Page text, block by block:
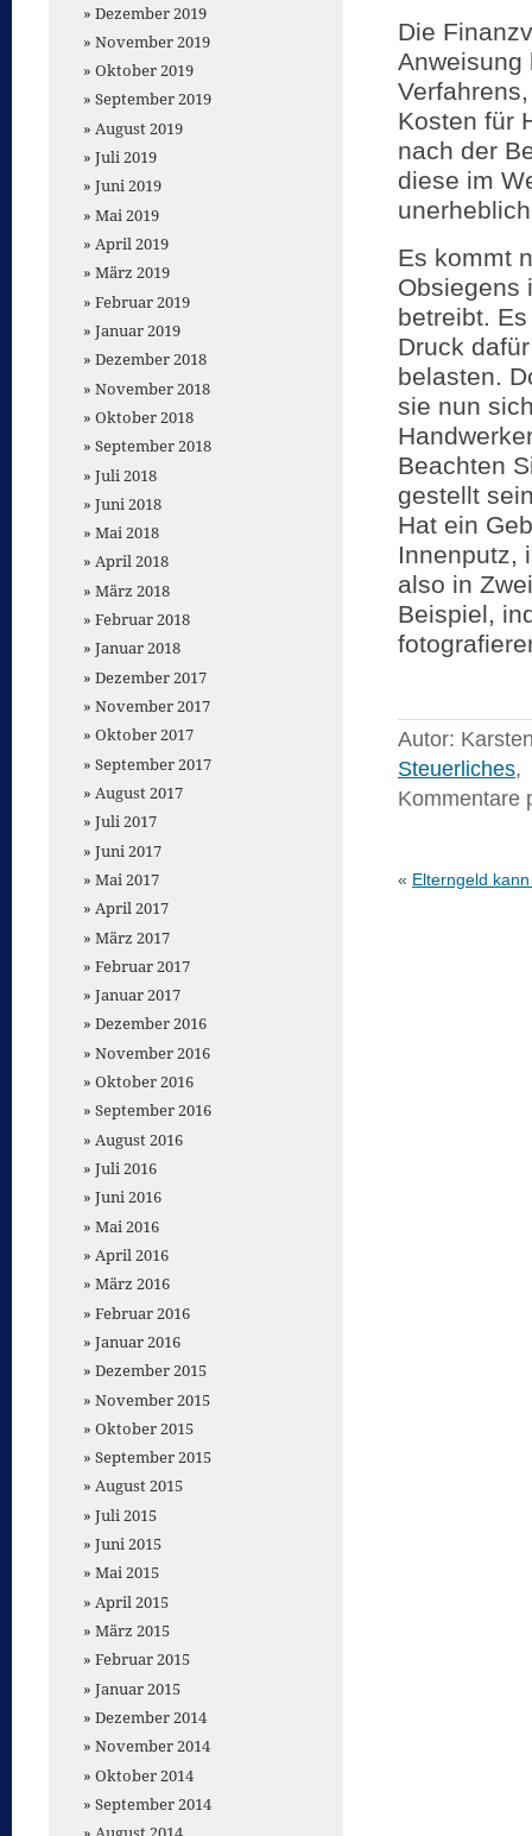
Die
Anweisung
Kosten für
nach der
diese im
Es kommt
Obsiegens
betreibt.
Druck
belasten.
sie nun
Beachten
gestellt
Hat ein
Innenputz,
also in
Beispiel,
Autor:
Steuerliches,
Kommentare
« Elterngeld
Dezember 2019
November 2019
Oktober 2019
September 2019
August 2019
Juli 2019
Juni 2019
Mai 2019
April 2019
März 2019
Februar 2019
Januar 2019
Dezember 2018
November 2018
Oktober 2018
September 2018
Juli 2018
Juni 2018
Mai 2018
April 2018
März 2018
Februar 2018
Januar 2018
Dezember 2017
November 2017
Oktober 2017
September 2017
August 2017
Juli 2017
Juni 2017
Mai 2017
April 2017
März 2017
Februar 2017
Januar 2017
Dezember 2016
November 2016
Oktober 2016
September 2016
August 2016
Juli 2016
Juni 2016
Mai 2016
April 2016
März 2016
Februar 2016
Januar 2016
Dezember 2015
November 2015
Oktober 2015
September 2015
August 2015
Juli 2015
Juni 2015
Mai 2015
April 2015
März 2015
Februar 2015
Januar 2015
Dezember 2014
November 2014
Oktober 2014
September 2014